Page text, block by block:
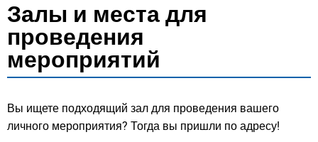
Русский
Залы
и
места
для
Залы и места для
проведения
мероприятий
Вы ищете подходящий зал для проведения вашего
личного мероприятия? Тогда вы пришли по адресу!